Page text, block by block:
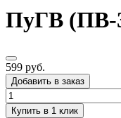
ПуГВ (ПВ-
599 руб.
Добавить в заказ
Купить в 1 клик